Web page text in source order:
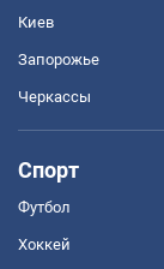
Киев
Запорожье
Черкассы
Спорт
Футбол
Хоккей